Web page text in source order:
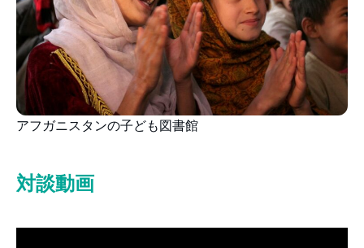
アフガニスタンの子ども図書館
対談動画